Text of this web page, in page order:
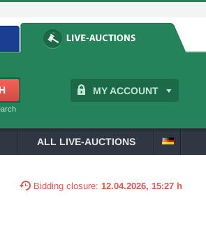
MY ACCOUNT
ALL LIVE-AUCTIONS
Bidding closure: 12.04.2026, 15:27 h